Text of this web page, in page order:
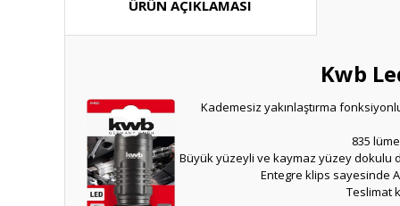
ÜRÜN AÇIKLAMASI
Kwb
Kademesiz yakınlaştırma
835
Büyük yüzeyli ve kaymaz yüzey dokulu
Entegre klips sayesinde
Teslimat